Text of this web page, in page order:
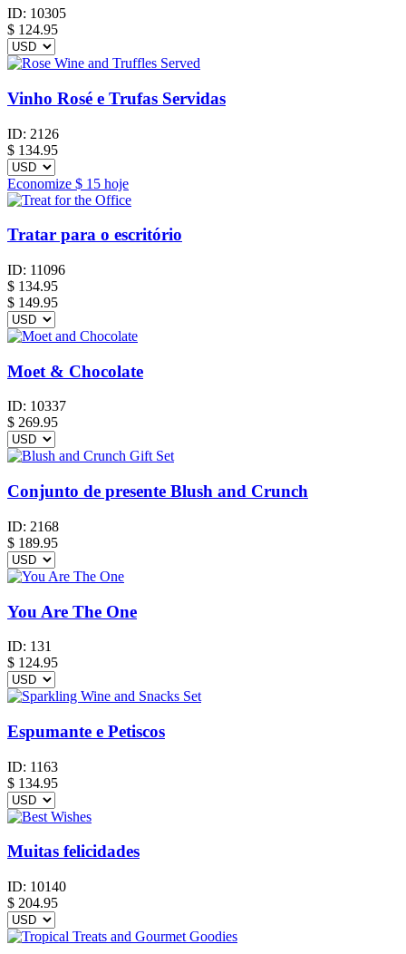
ID: 10305
$ 124.95
Vinho Rosé e Trufas Servidas
ID: 2126
$ 134.95
Economize $ 15 hoje
Tratar para o escritório
ID: 11096
$ 134.95
$ 149.95
Moet & Chocolate
ID: 10337
$ 269.95
Conjunto de presente Blush and Crunch
ID: 2168
$ 189.95
You Are The One
ID: 131
$ 124.95
Espumante e Petiscos
ID: 1163
$ 134.95
Muitas felicidades
ID: 10140
$ 204.95